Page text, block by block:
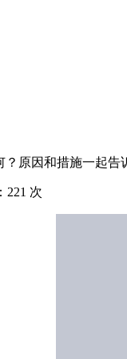
原因和措施一起告
221 次